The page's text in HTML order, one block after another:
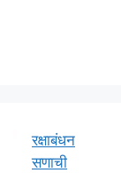
रक्षाबंधन
सणाची